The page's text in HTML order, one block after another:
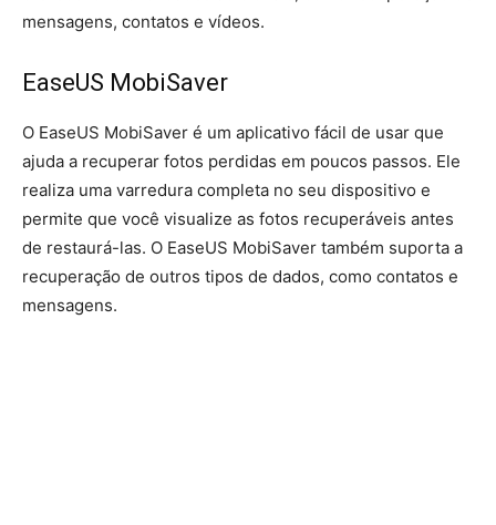
mensagens, contatos e vídeos.
EaseUS MobiSaver
O EaseUS MobiSaver é um aplicativo fácil de usar que
ajuda a recuperar fotos perdidas em poucos passos. Ele
realiza uma varredura completa no seu dispositivo e
permite que você visualize as fotos recuperáveis antes
de restaurá-las. O EaseUS MobiSaver também suporta a
recuperação de outros tipos de dados, como contatos e
mensagens.